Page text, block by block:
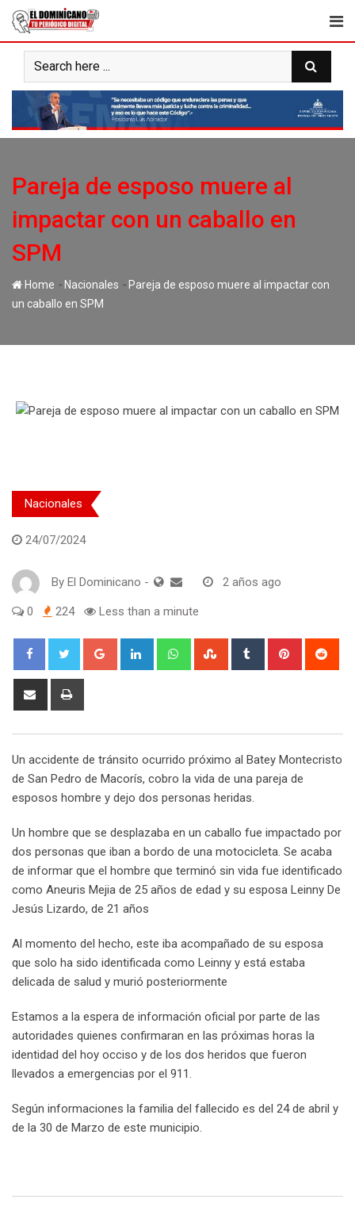
Skip
content
Pareja de esposo muere al
impactar con un caballo en
SPM
Home - Nacionales - Pareja de esposo muere al impactar con
un caballo en SPM
Nacionales
24/07/2024
By El Dominicano - 2 años ago
0 224 Less than a minute
Google+ LinkedIn WhatsappStumbleUpon
Tumblr Pinterest
Share
Un accidente de tránsito ocurrido próximo al Batey Montecristo
de San Pedro de Macorís, cobro la vida de una pareja de
esposos hombre y dejo dos personas heridas.
Un hombre que se desplazaba en un caballo fue impactado por
dos personas que iban a bordo de una motocicleta. Se acaba
de informar que el hombre que terminó sin vida fue identificado
como Aneuris Mejia de 25 años de edad y su esposa Leinny De
Jesús Lizardo, de 21 años
Al momento del hecho, este iba acompañado de su esposa
que solo ha sido identificada como Leinny y está estaba
delicada de salud y murió posteriormente
Estamos a la espera de información oficial por parte de las
autoridades quienes confirmaran en las próximas horas la
identidad del hoy occiso y de los dos heridos que fueron
llevados a emergencias por el 911.
Según informaciones la familia del fallecido es del 24 de abril y
de la 30 de Marzo de este municipio.